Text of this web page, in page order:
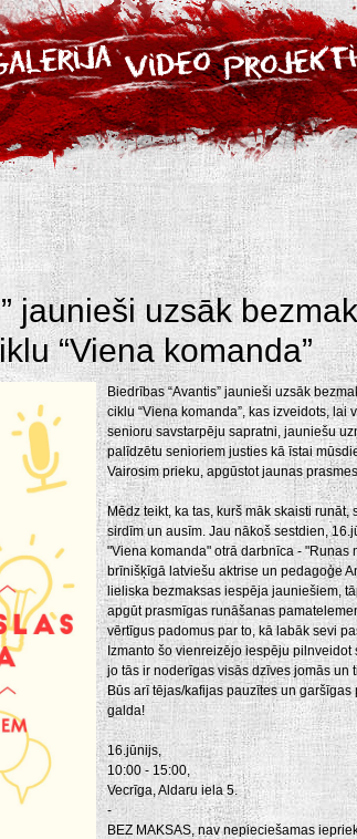
jaunieši uzsāk
“Viena komanda”
Biedrības “Avantis” jaunieši uzsāk
ciklu “Viena komanda”, kas izveidots, lai
senioru savstarpēju sapratni, jauniešu
palīdzētu senioriem justies kā īstai
Vairosim prieku, apgūstot jaunas
Mēdz teikt, ka tas, kurš māk skaisti runāt,
sirdīm un ausīm. Jau nākoš sestdien,
"Viena komanda" otrā darbnīca - "Runas
brīnišķīgā latviešu aktrise un pedagoģe
lieliska bezmaksas iespēja jauniešiem,
apgūt prasmīgas runāšanas
vērtīgus padomus par to, kā labāk sevi
Izmanto šo vienreizējo iespēju pilnveidot
jo tās ir noderīgas visās dzīves jomās un
Būs arī tējas/kafijas pauzītes un
galda!
16.jūnijs,
10:00 - 15:00,
Vecrīga, Aldaru iela 5.
-
BEZ MAKSAS, nav nepieciešamas